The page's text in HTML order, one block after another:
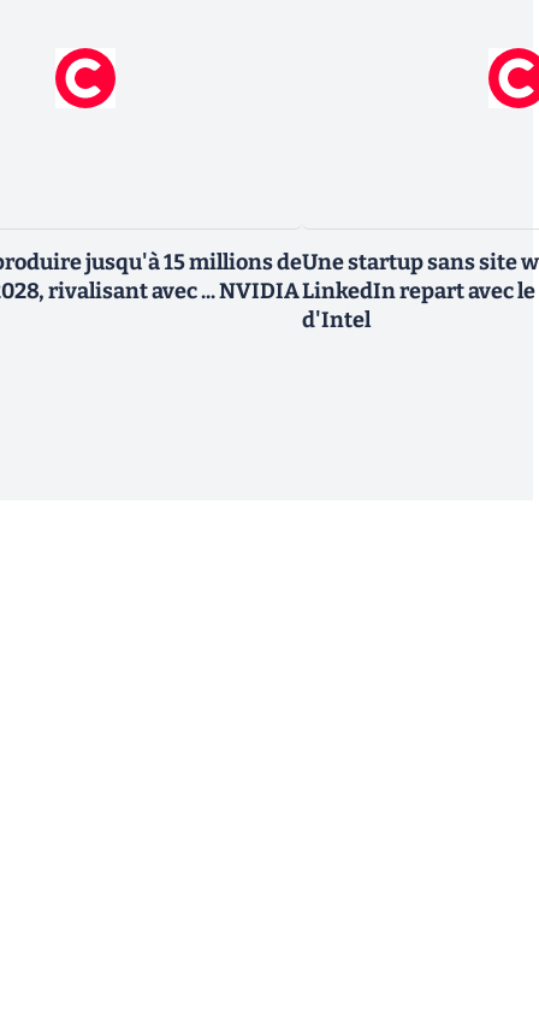
jusqu'à 15 millions de
rivalisant avec ... NVIDIA
Une startup sans site
LinkedIn repart avec le
d'Intel